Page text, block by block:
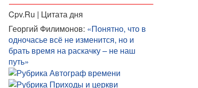
Cpv.Ru | Цитата дня
Георгий Филимонов: «Понятно, что в
одночасье всё не изменится, но и
брать время на раскачку – не наш
путь»